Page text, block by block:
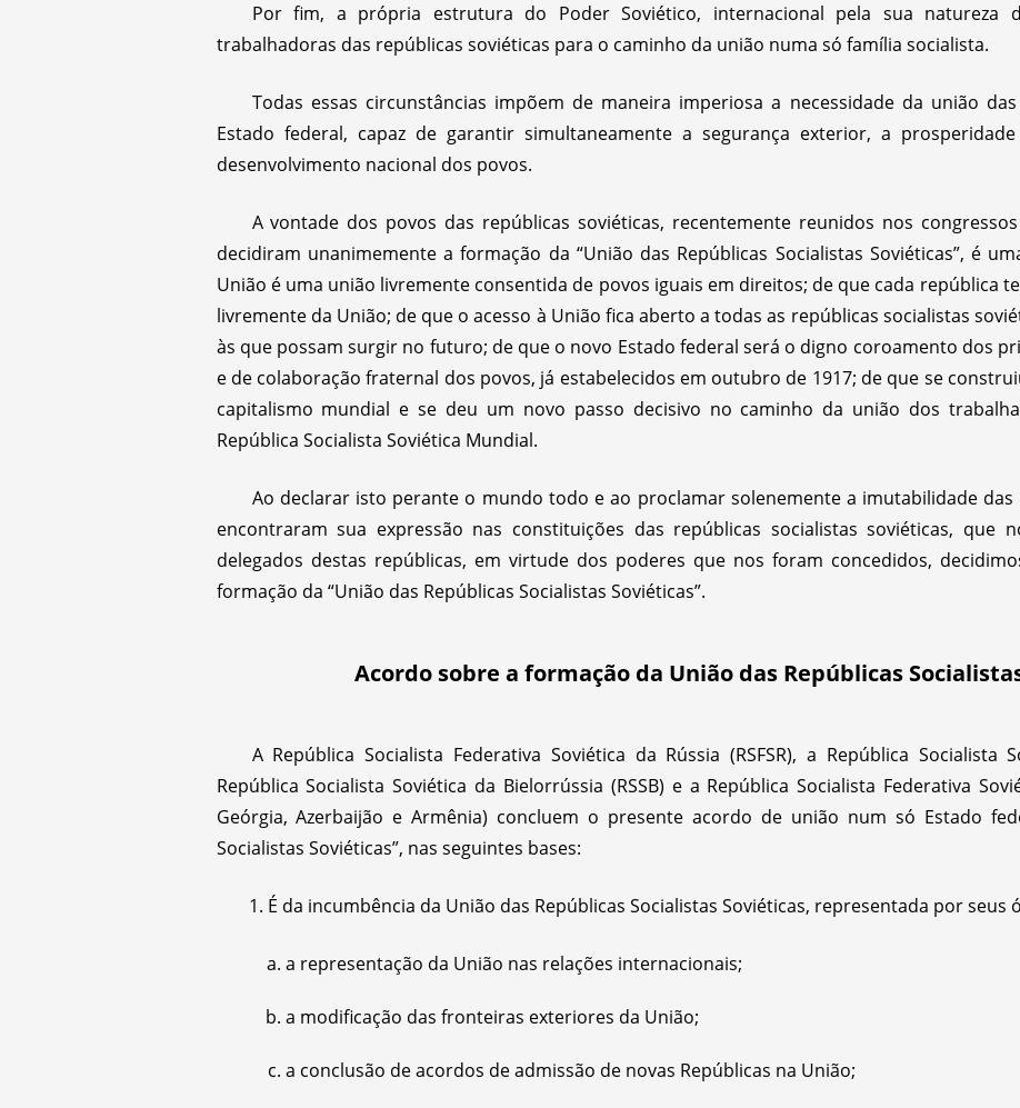
Por fim, a própria estrutura do Poder Soviético, internacional pela sua natureza
trabalhadoras das repúblicas soviéticas para o caminho da união numa só família socialista.
Todas essas circunstâncias impõem de maneira imperiosa a necessidade da união
Estado federal, capaz de garantir simultaneamente a segurança exterior, a
desenvolvimento nacional dos povos.
A vontade dos povos das repúblicas soviéticas, recentemente reunidos nos
decidiram unanimemente a formação da “União das Repúblicas Socialistas Soviéticas”, é
União é uma união livremente consentida de povos iguais em direitos; de que cada república
livremente da União; de que o acesso à União fica aberto a todas as repúblicas socialistas
às que possam surgir no futuro; de que o novo Estado federal será o digno coroamento dos
e de colaboração fraternal dos povos, já estabelecidos em outubro de 1917; de que se
capitalismo mundial e se deu um novo passo decisivo no caminho da união dos
República Socialista Soviética Mundial.
Ao declarar isto perante o mundo todo e ao proclamar solenemente a imutabilidade das
encontraram sua expressão nas constituições das repúblicas socialistas soviéticas, que
delegados destas repúblicas, em virtude dos poderes que nos foram concedidos,
formação da “União das Repúblicas Socialistas Soviéticas”.
Acordo sobre a formação da União das Repúblicas
A República Socialista Federativa Soviética da Rússia (RSFSR), a República Socialista
República Socialista Soviética da Bielorrússia (RSSB) e a República Socialista Federativa
Geórgia, Azerbaijão e Armênia) concluem o presente acordo de união num só Estado
Socialistas Soviéticas”, nas seguintes bases:
É da incumbência da União das Repúblicas Socialistas Soviéticas, representada por seus
a representação da União nas relações internacionais;
a modificação das fronteiras exteriores da União;
a conclusão de acordos de admissão de novas Repúblicas na União;